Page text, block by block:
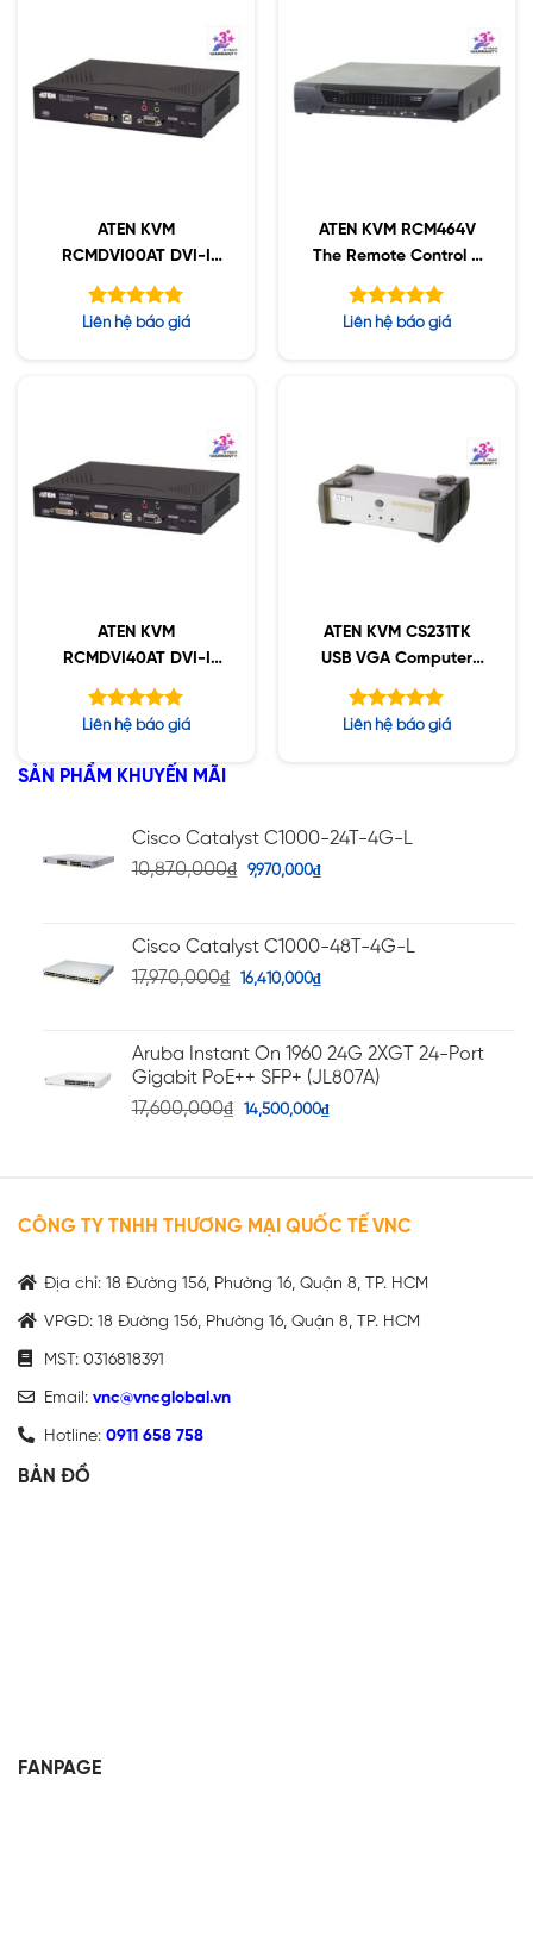
ATEN KVM
RCMDVI00AT DVI-I
Single Display
Được xếp
Liên hệ báo giá
ATEN KVM RCM464V
The Remote Control &
Monitoring
Được xếp
Liên hệ báo giá
ATEN KVM
RCMDVI40AT DVI-I
Dual Display
Được xếp
5 sao
Liên hệ báo giá
ATEN KVM CS231TK
USB VGA Computer
Sharing Device and
Access Control Box
Được xếp
Liên hệ báo giá
SẢN PHẨM KHUYẾN MÃI
Cisco Catalyst C1000-24T-4G-L
10,870,000₫ 9,970,000₫
Cisco Catalyst C1000-48T-4G-L
17,970,000₫ 16,410,000₫
Aruba Instant On 1960 24G 2XGT 24-Port
Gigabit PoE++ SFP+ (JL807A)
17,600,000₫ 14,500,000₫
CÔNG TY TNHH THƯƠNG MẠI QUỐC TẾ VNC
Địa chỉ: 18 Đường 156, Phường 16, Quận 8, TP. HCM
VPGD: 18 Đường 156, Phường 16, Quận 8, TP. HCM
MST: 0316818391
Email: vnc@vncglobal.vn
Hotline: 0911 658 758
BẢN ĐỒ
FANPAGE